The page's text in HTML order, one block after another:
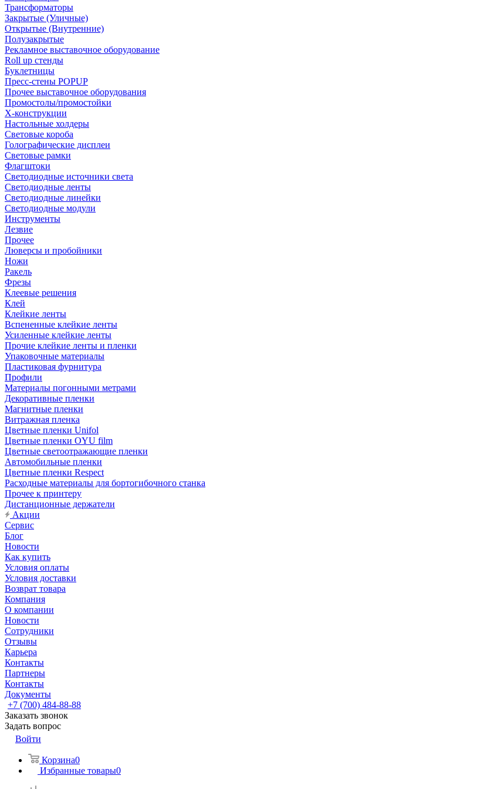
Трансформаторы
Закрытые (Уличные)
Открытые (Внутренние)
Полузакрытые
Рекламное выставочное оборудование
Roll up стенды
Буклетницы
Пресс-стены POPUP
Прочее выставочное оборудования
Промостолы/промостойки
Х-конструкции
Настольные холдеры
Световые короба
Голографические дисплеи
Световые рамки
Флагштоки
Светодиодные источники света
Светодиодные ленты
Светодиодные линейки
Светодиодные модули
Инструменты
Лезвие
Прочее
Люверсы и пробойники
Ножи
Ракель
Фрезы
Клеевые решения
Клей
Клейкие ленты
Вспененные клейкие ленты
Усиленные клейкие ленты
Прочие клейкие ленты и пленки
Упаковочные материалы
Пластиковая фурнитура
Профили
Материалы погонными метрами
Декоративные пленки
Магнитные пленки
Витражная пленка
Цветные пленки Unifol
Цветные пленки OYU film
Цветные светоотражающие пленки
Автомобильные пленки
Цветные пленки Respect
Расходные материалы для бортогибочного станка
Прочее к принтеру
Дистанционные держатели
Акции
Сервис
Блог
Новости
Как купить
Условия оплаты
Условия доставки
Возврат товара
Компания
О компании
Новости
Сотрудники
Отзывы
Карьера
Контакты
Партнеры
Контакты
Документы
+7 (700) 484-88-88
Заказать звонок
Задать вопрос
Войти
Корзина0
Избранные товары0